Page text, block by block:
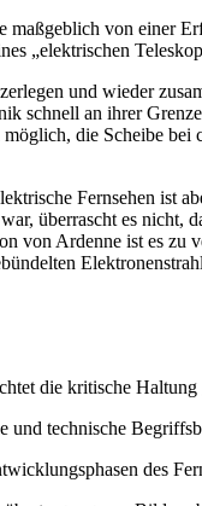
maßgeblich von
„elektrischen
und wieder
schnell an ihrer
die Scheibe
Fernsehen ist
überrascht es nicht,
von Ardenne ist es zu
die kritische
und technische
des